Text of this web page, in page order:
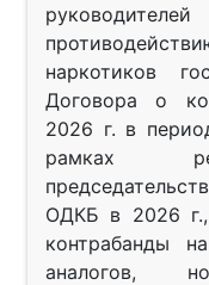
наркотиков
Договора о
2026 г. в
рамках
ОДКБ в 2026 г.,
контрабанды
аналогов,